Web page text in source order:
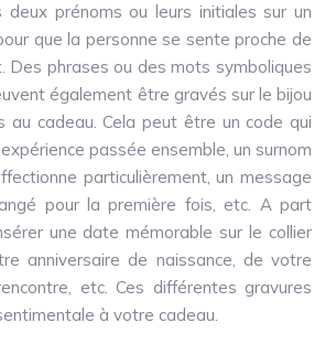
deux prénoms ou leurs initiales sur un
que la personne se sente proche de
Des phrases ou des mots symboliques
également être gravés sur le bijou
au cadeau. Cela peut être un code qui
passée ensemble, un surnom
particulièrement, un message
pour la première fois, etc. A part
une date mémorable sur le collier
anniversaire de naissance, de votre
etc. Ces différentes gravures
à votre cadeau.